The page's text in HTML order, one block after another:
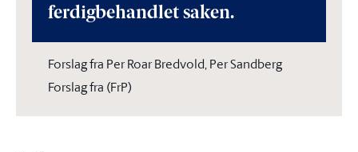
ferdigbehandlet saken.
Forslag fra Per Roar Bredvold, Per Sandberg
Forslag fra (FrP)